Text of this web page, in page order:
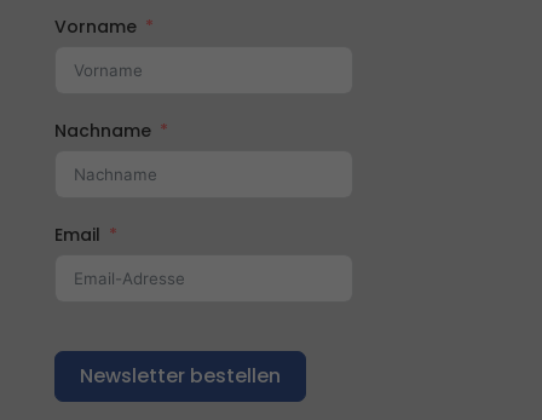
Vorname
Nachname
Email
Newsletter bestellen